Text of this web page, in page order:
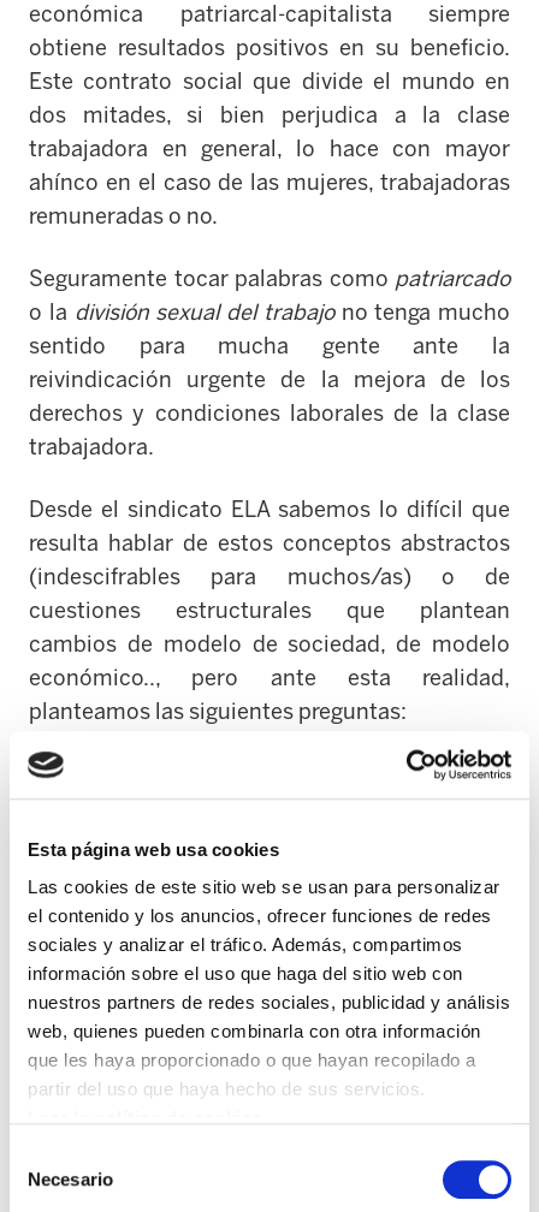
Esta página web usa cookies
Las cookies de este sitio web se usan para personalizar
el contenido y los anuncios, ofrecer funciones de redes
sociales y analizar el tráfico. Además, compartimos
información sobre el uso que haga del sitio web con
nuestros partners de redes sociales, publicidad y análisis
web, quienes pueden combinarla con otra información
que les haya proporcionado o que hayan recopilado a
partir del uso que haya hecho de sus servicios.
Necesario
económica patriarcal-capitalista siempre
obtiene resultados positivos en su beneficio.
Este contrato social que divide el mundo en
dos mitades, si bien perjudica a la clase
trabajadora en general, lo hace con mayor
ahínco en el caso de las mujeres, trabajadoras
remuneradas o no.
Seguramente tocar palabras como patriarcado
o la división sexual del trabajono tenga mucho
sentido para mucha gente ante la
reivindicación urgente de la mejora de los
derechos y condiciones laborales de la clase
trabajadora.
Desde el sindicato ELA sabemos lo difícil que
resulta hablar de estos conceptos abstractos
(indescifrables para muchos/as) o de
cuestiones estructurales que plantean
cambios de modelo de sociedad, de modelo
económico.., pero ante esta realidad,
planteamos las siguientes preguntas:
¿Quiénes protagonizan los conflictos laborales
más duros en los últimos años? ¿Quiénes han
vivido las huelgas más largas? ¿Quiénes se
encuentran en los sectores laborales de menor
reconocimiento y valoración? ¿Quiénes ni
siquiera son consideradas personas
trabajadoras ni están integradas en el Régimen
Laboral ordinario?...
Quizá no sea suficiente con estas preguntas.
Habrá que añadir algunas más:
¿Quiénes asumen mayoritariamente el trabajo
reproductivo y de cuidados no remunerado en el